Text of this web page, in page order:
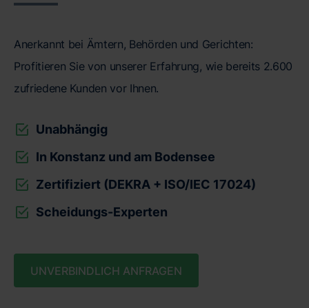
Anerkannt bei Ämtern, Behörden und Gerichten:
Profitieren Sie von unserer Erfahrung, wie bereits 2.600
zufriedene Kunden vor Ihnen.
Unabhängig
In Konstanz und am Bodensee
Zertifiziert (DEKRA + ISO/IEC 17024)
Scheidungs-Experten
UNVERBINDLICH ANFRAGEN